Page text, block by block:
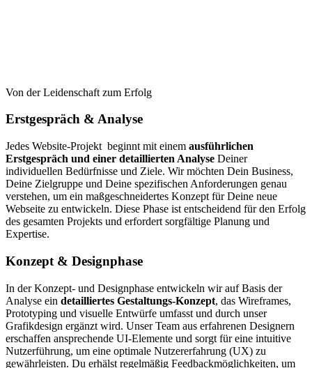
Von der Leidenschaft zum Erfolg
Erstgespräch & Analyse
Jedes Website-Projekt beginnt mit einem ausführlichen
Erstgespräch und einer detaillierten Analyse Deiner
individuellen Bedürfnisse und Ziele. Wir möchten Dein Business,
Deine Zielgruppe und Deine spezifischen Anforderungen genau
verstehen, um ein maßgeschneidertes Konzept für Deine neue
Webseite zu entwickeln. Diese Phase ist entscheidend für den Erfolg
des gesamten Projekts und erfordert sorgfältige Planung und
Expertise.
Konzept & Designphase
In der Konzept- und Designphase entwickeln wir auf Basis der
Analyse ein detailliertes Gestaltungs-Konzept, das Wireframes,
Prototyping und visuelle Entwürfe umfasst und durch unser
Grafikdesign ergänzt wird. Unser Team aus erfahrenen Designern
erschaffen ansprechende UI-Elemente und sorgt für eine intuitive
Nutzerführung, um eine optimale Nutzererfahrung (UX) zu
gewährleisten. Du erhälst regelmäßig Feedbackmöglichkeiten, um